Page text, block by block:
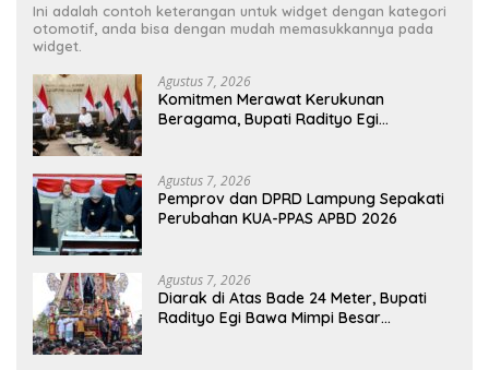
Ini adalah contoh keterangan untuk widget dengan kategori
otomotif, anda bisa dengan mudah memasukkannya pada
widget.
Agustus 7, 2026
Komitmen Merawat Kerukunan
Beragama, Bupati Radityo Egi
Agustus 7, 2026
Pemprov dan DPRD Lampung Sepakati
Perubahan KUA-PPAS APBD 2026
Agustus 7, 2026
Diarak di Atas Bade 24 Meter, Bupati
Radityo Egi Bawa Mimpi Besar